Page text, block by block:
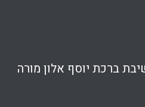
ברכת יוסף אלון מורה